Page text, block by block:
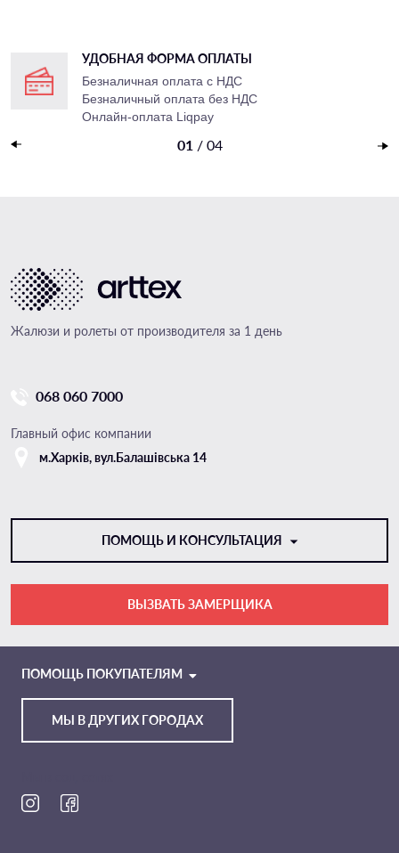
УДОБНАЯ ФОРМА ОПЛАТЫ
Безналичная оплата с НДС
Безналичный оплата без НДС
Онлайн-оплата Liqpay
01 / 04
Жалюзи и ролеты от производителя за 1 день
068 060 7000
Главный офис компании
м.Харкiв, вул.Балашівська 14
ПОМОЩЬ И КОНСУЛЬТАЦИЯ
TELEGRAM
ВЫЗВАТЬ ЗАМЕРЩИКА
МЫ В ДРУГИХ ГОРОДАХ
ПОМОЩЬ ПОКУПАТЕЛЯМ